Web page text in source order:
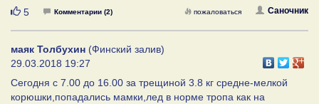
Нравится
5 Комментарии (2) Саночник
пожаловаться
маяк Толбухин (Финский залив)
29.03.2018 19:27
Сегодня с 7.00 до 16.00 за трещиной 3.8 кг средне-мелкой
корюшки,попадались мамки,лед в норме тропа как на